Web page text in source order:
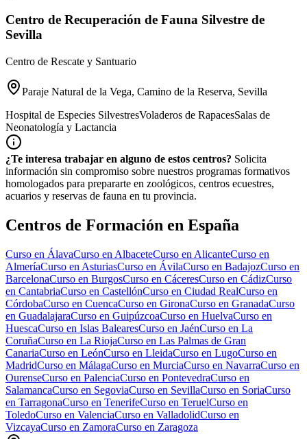
Centro de Recuperación de Fauna Silvestre de
Sevilla
Centro de Rescate y Santuario
Paraje Natural de la Vega, Camino de la Reserva, Sevilla
Hospital de Especies SilvestresVoladeros de RapacesSalas de
Neonatología y Lactancia
¿Te interesa trabajar en alguno de estos centros? Solicita
información sin compromiso sobre nuestros programas formativos
homologados para prepararte en zoológicos, centros ecuestres,
acuarios y reservas de fauna en tu provincia.
Centros de Formación en España
Curso en ÁlavaCurso en AlbaceteCurso en AlicanteCurso en
AlmeríaCurso en AsturiasCurso en ÁvilaCurso en BadajozCurso en
BarcelonaCurso en BurgosCurso en CáceresCurso en CádizCurso
en CantabriaCurso en CastellónCurso en Ciudad RealCurso en
CórdobaCurso en CuencaCurso en GironaCurso en GranadaCurso
en GuadalajaraCurso en GuipúzcoaCurso en HuelvaCurso en
HuescaCurso en Islas BalearesCurso en JaénCurso en La
CoruñaCurso en La RiojaCurso en Las Palmas de Gran
CanariaCurso en LeónCurso en LleidaCurso en LugoCurso en
MadridCurso en MálagaCurso en MurciaCurso en NavarraCurso en
OurenseCurso en PalenciaCurso en PontevedraCurso en
SalamancaCurso en SegoviaCurso en SevillaCurso en SoriaCurso
en TarragonaCurso en TenerifeCurso en TeruelCurso en
ToledoCurso en ValenciaCurso en ValladolidCurso en
VizcayaCurso en ZamoraCurso en Zaragoza